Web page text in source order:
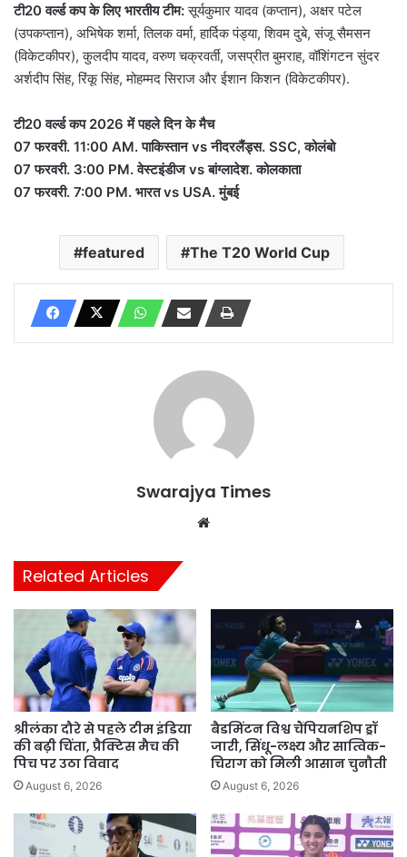
टी20 वर्ल्ड कप के लिए भारतीय टीम:सूर्यकुमार यादव (कप्तान), अक्षर पटेल
(उपकप्तान), अभिषेक शर्मा, तिलक वर्मा, हार्दिक पंड्या, शिवम दुबे, संजू सैमसन
(विकेटकीपर), कुलदीप यादव, वरुण चक्रवर्ती, जसप्रीत बुमराह, वॉशिंगटन सुंदर
अर्शदीप सिंह, रिंकू सिंह, मोहम्मद सिराज और ईशान किशन (विकेटकीपर).
टी20 वर्ल्ड कप 2026 में पहले दिन के मैच
07 फरवरी. 11:00 AM. पाकिस्तान vs नीदरलैंड्स. SSC, कोलंबो
07 फरवरी. 3:00 PM. वेस्टइंडीज vs बांग्लादेश. कोलकाता
07 फरवरी. 7:00 PM. भारत vs USA. मुंबई
featured The T20 World Cup
Swarajya Times
Related Articles
श्रीलंका दौरे से पहले टीम इंडिया
की बढ़ी चिंता, प्रैक्टिस मैच की
पिच पर उठा विवाद
August 6, 2026
बैडमिंटन विश्व चैंपियनशिप ड्रॉ
जारी, सिंधू-लक्ष्य और सात्विक-
चिराग को मिली आसान चुनौती
August 6, 2026